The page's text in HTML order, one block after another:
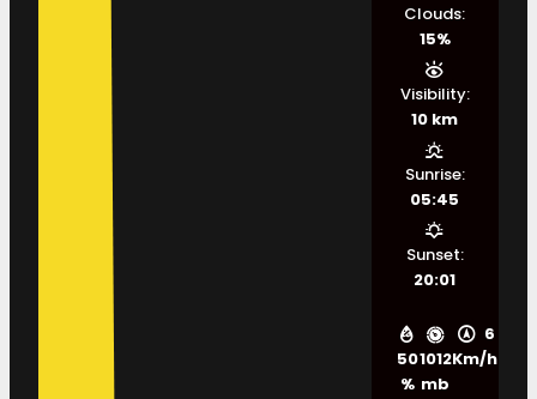
50
%
1012
mb
6
Km/h
Clouds:
15%
Visibility:
10 km
Sunrise:
05:45
Sunset:
20:01